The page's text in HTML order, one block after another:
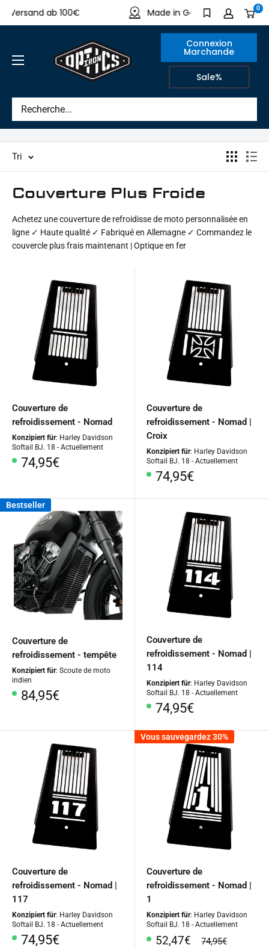
Directement
au
ab 100€ Made in Germany 0
IRON
Connexion
Marchande
Sale%
Tri
Couverture Plus Froide
Achetez une couverture de refroidisse de moto personnalisée en
ligne ✓ Haute qualité ✓ Fabriqué en Allemagne ✓ Commandez le
couvercle plus frais maintenant | Optique en fer
Couverture de
refroidissement - Nomad
Konzipiert für: Harley Davidson
Softail BJ. 18 - Actuellement
Prix
74,95€
Couverture de
refroidissement - Nomad |
Croix
Konzipiert für: Harley Davidson
Softail BJ. 18 - Actuellement
Prix
spécial
74,95€
Bestseller
Couverture de
refroidissement - tempête
Konzipiert für: Scoute de moto
indien
Prix
84,95€
Couverture de
refroidissement - Nomad |
114
Konzipiert für: Harley Davidson
Softail BJ. 18 - Actuellement
Prix
spécial
74,95€
Couverture de
refroidissement - Nomad |
117
Konzipiert für: Harley Davidson
Softail BJ. 18 - Actuellement
Prix
74,95€
Vous sauvegardez 30%
Couverture de
refroidissement - Nomad |
1
Konzipiert für: Harley Davidson
Softail BJ. 18 - Actuellement
Prix
52,47€
prix
74,95€